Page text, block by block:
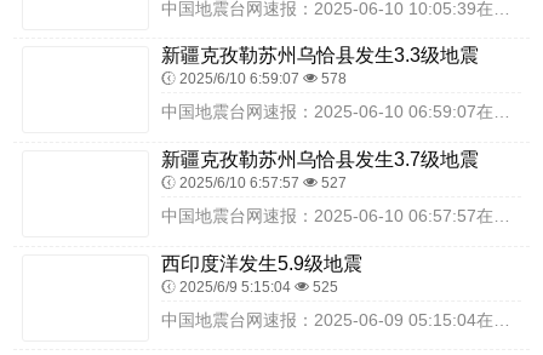
新疆克孜勒苏州乌恰县发生3.3级地震
2025/6/10 6:59:07 578
中国地震台网速报：2025-06-10 06:59:07在新疆克孜勒苏州乌恰县（北纬39.87度，东经75.33度）发生3.3级地震，震源深度14千米，最终结果...
新疆克孜勒苏州乌恰县发生3.7级地震
2025/6/10 6:57:57 527
西印度洋发生5.9级地震
2025/6/9 5:15:04 525